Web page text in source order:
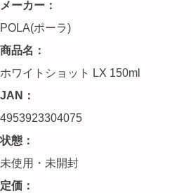
メーカー：
POLA(ポーラ)
商品名：
ホワイトショット LX 150ml
JAN：
4953923304075
状態：
未使用・未開封
定価：